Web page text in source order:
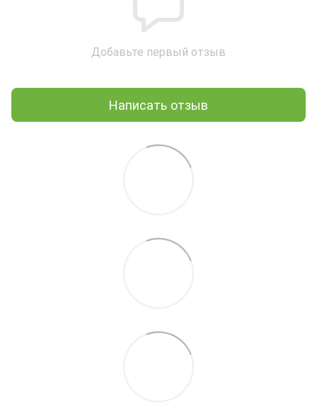
Добавьте первый отзыв
Написать отзыв